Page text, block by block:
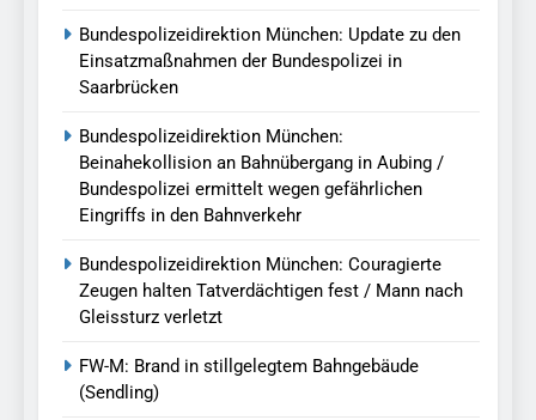
Bundespolizeidirektion München: Update zu den
Einsatzmaßnahmen der Bundespolizei in
Saarbrücken
Bundespolizeidirektion München:
Beinahekollision an Bahnübergang in Aubing /
Bundespolizei ermittelt wegen gefährlichen
Eingriffs in den Bahnverkehr
Bundespolizeidirektion München: Couragierte
Zeugen halten Tatverdächtigen fest / Mann nach
Gleissturz verletzt
FW-M: Brand in stillgelegtem Bahngebäude
(Sendling)